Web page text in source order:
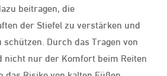
beitragen, die
der Stiefel zu verstärken und
schützen. Durch das Tragen von
nicht nur der Komfort beim Reiten